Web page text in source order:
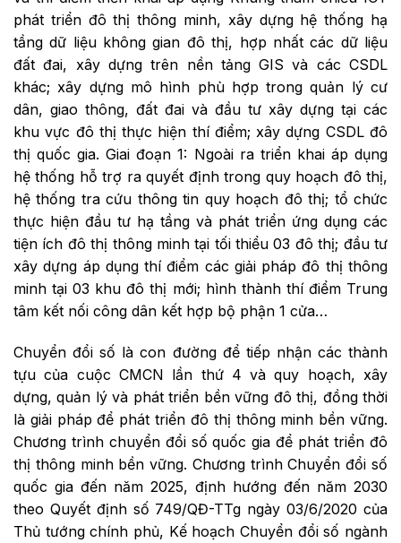
phát triển đô thị thông minh, xây dựng hệ thống hạ
tầng dữ liệu không gian đô thị, hợp nhất các dữ liệu
đất đai, xây dựng trên nền tảng GIS và các CSDL
khác; xây dựng mô hình phù hợp trong quản lý cư
dân, giao thông, đất đai và đầu tư xây dựng tại các
khu vực đô thị thực hiện thí điểm; xây dựng CSDL đô
thị quốc gia. Giai đoạn 1: Ngoài ra triển khai áp dụng
hệ thống hỗ trợ ra quyết định trong quy hoạch đô thị,
hệ thống tra cứu thông tin quy hoạch đô thị; tổ chức
thực hiện đầu tư hạ tầng và phát triển ứng dụng các
tiện ích đô thị thông minh tại tối thiểu 03 đô thị; đầu tư
xây dựng áp dụng thí điểm các giải pháp đô thị thông
minh tại 03 khu đô thị mới; hình thành thí điểm Trung
tâm kết nối công dân kết hợp bộ phận 1 cửa…
Chuyển đổi số là con đường để tiếp nhận các thành
tựu của cuộc CMCN lần thứ 4 và quy hoạch, xây
dựng, quản lý và phát triển bền vững đô thị, đồng thời
là giải pháp để phát triển đô thị thông minh bền vững.
Chương trình chuyển đổi số quốc gia để phát triển đô
thị thông minh bền vững. Chương trình Chuyển đổi số
quốc gia đến năm 2025, định hướng đến năm 2030
theo Quyết định số 749/QĐ-TTg ngày 03/6/2020 của
Thủ tướng chính phủ, Kế hoạch Chuyển đổi số ngành